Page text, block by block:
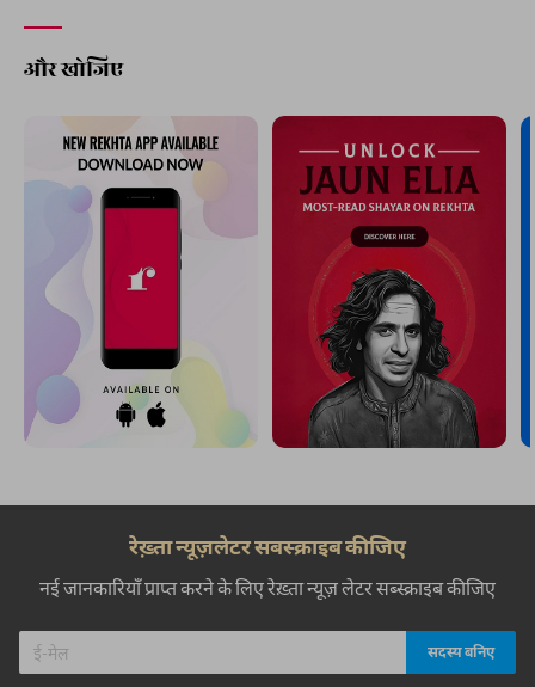
और खोजिए
रेख़्ता न्यूज़लेटर सबस्क्राइब कीजिए
नई जानकारियाँ प्राप्त करने के लिए रेख़्ता न्यूज़ लेटर सब्स्क्राइब कीजिए